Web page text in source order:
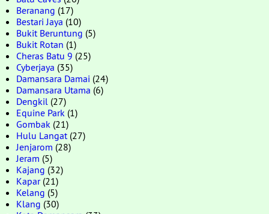
Beranang (17)
Bestari Jaya (10)
Bukit Beruntung (5)
Bukit Rotan (1)
Cheras Batu 9 (25)
Cyberjaya (35)
Damansara Damai (24)
Damansara Utama (6)
Dengkil (27)
Equine Park (1)
Gombak (21)
Hulu Langat(27)
Jenjarom (28)
Jeram (5)
Kajang (32)
Kapar(21)
Kelang (5)
Klang (30)